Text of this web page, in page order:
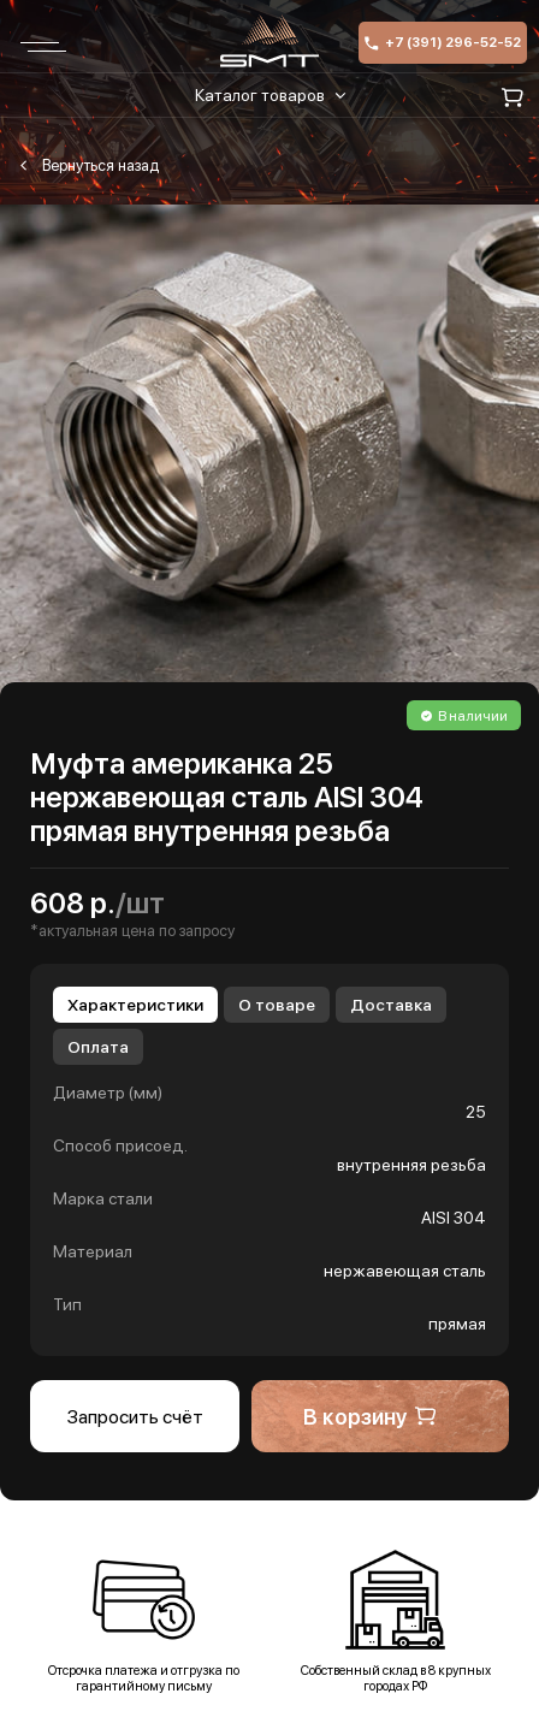
+7 (391) 296-52-52
Каталог товаров
В наличии
Муфта американка 25
нержавеющая сталь AISI 304
прямая внутренняя резьба
608 р./шт
*актуальная цена по запросу
Характеристики О товаре Доставка
Оплата
Диаметр (мм)
25
Способ присоед.
внутренняя резьба
Марка стали
AISI 304
Материал
нержавеющая сталь
Тип
прямая
Запросить счёт В корзину
Отсрочка платежа и отгрузка по
гарантийному письму
Собственный склад в 8 крупных
городах РФ